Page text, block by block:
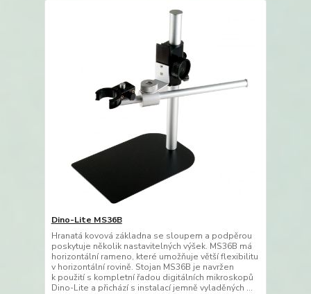
Dino-Lite MS36B
Hranatá kovová základna se sloupem a podpěrou
poskytuje několik nastavitelných výšek. MS36B má
horizontální rameno, které umožňuje větší flexibilitu
v horizontální rovině. Stojan MS36B je navržen
k použití s kompletní řadou digitálních mikroskopů
Dino-Lite a přichází s instalací jemně vyladěných ...